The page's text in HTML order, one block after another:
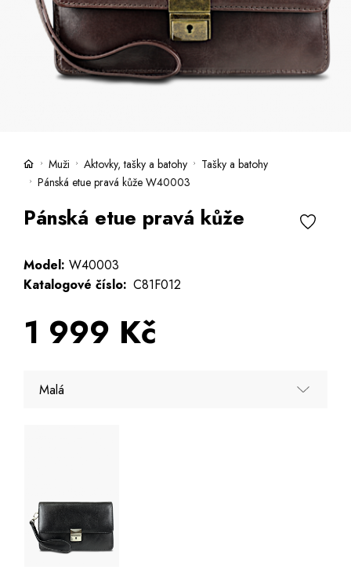
Muži Aktovky, tašky a batohy
Tašky a batohy
Pánská etue pravá kůže W40003
Pánská etue pravá kůže
Model: W40003
Katalogové číslo: C81F012
1 999 Kč
Malá